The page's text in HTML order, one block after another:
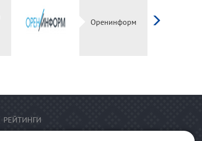
Оренинформ
РЕЙТИНГИ